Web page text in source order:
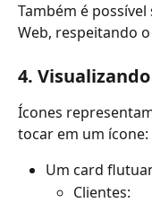
Também é
Web, respeitando
4.
Ícones
tocar em um ícone:
Um card
Clientes: